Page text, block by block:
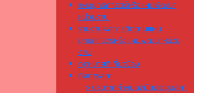
แผนยุทธศาสตร์หรือแผนพัฒนา
หน่วยงาน
รายงานผลการติดตามแผน
ยุทธศาสตร์หรือแผนพัฒนาหน่วย
งาน
กฎหมายที่เกี่ยวข้อง
กิจการสภา
> ประกาศกำหนดสมัยประชุมสภา